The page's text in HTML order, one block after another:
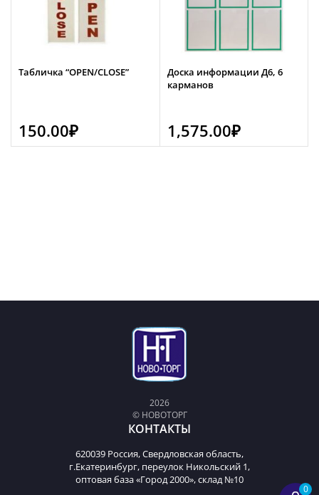
0
Табличка “OPEN/CLOSE”
150.00₽
Доска информации Д6, 6
карманов
1,575.00₽
2026
© НОВОТОРГ
КОНТАКТЫ
620039 Россия, Свердловская область,
г.Екатеринбург, переулок Никольский 1,
оптовая база «Город 2000», склад №10